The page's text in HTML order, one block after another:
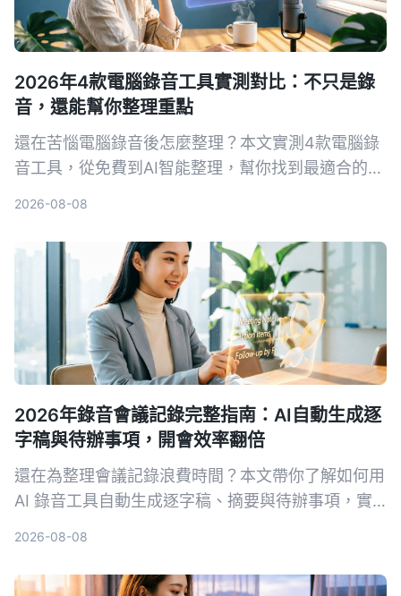
2026年4款電腦錄音工具實測對比：不只是錄
音，還能幫你整理重點
還在苦惱電腦錄音後怎麼整理？本文實測4款電腦錄
音工具，從免費到AI智能整理，幫你找到最適合的方
2026-08-08
2026年錄音會議記錄完整指南：AI自動生成逐
字稿與待辦事項，開會效率翻倍
還在為整理會議記錄浪費時間？本文帶你了解如何用
AI 錄音工具自動生成逐字稿、摘要與待辦事項，實
2026-08-08